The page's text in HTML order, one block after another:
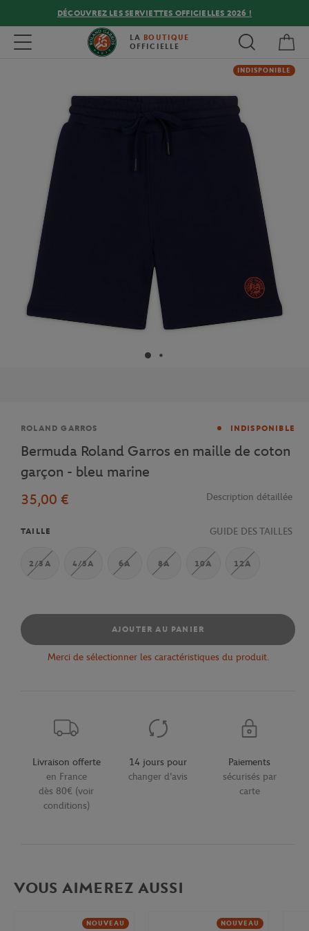
DÉCOUVREZ LES SERVIETTES OFFICIELLES 2026 !
Toggle navigation LA BOUTIQUE
OFFICIELLE
INDISPONIBLE
Marque
ROLAND GARROS INDISPONIBLE
Bermuda Roland Garros en maille de coton
garçon - bleu marine
35,00 €
Description détaillée
TAILLE GUIDE DES TAILLES
2/3A 4/5A 6A 8A 10A 12A
AJOUTER AU PANIER
Merci de sélectionner les caractéristiques du produit.
Livraison offerte
en France
dès 80€ (voir
conditions)
14 jours pour
changer d'avis
Paiements
sécurisés par
carte
VOUS AIMEREZ AUSSI
NOUVEAU NOUVEAU